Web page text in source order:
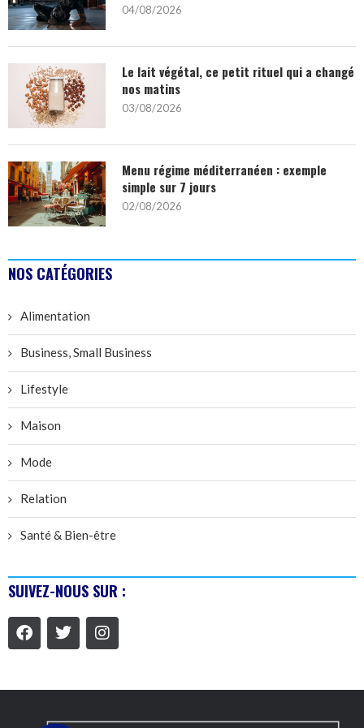
04/08/2026
Le lait végétal, ce petit rituel qui a changé
nos matins
03/08/2026
Menu régime méditerranéen : exemple
simple sur 7 jours
02/08/2026
NOS CATÉGORIES
Alimentation
Business, Small Business
Lifestyle
Maison
Mode
Relation
Santé & Bien-être
SUIVEZ-NOUS SUR :